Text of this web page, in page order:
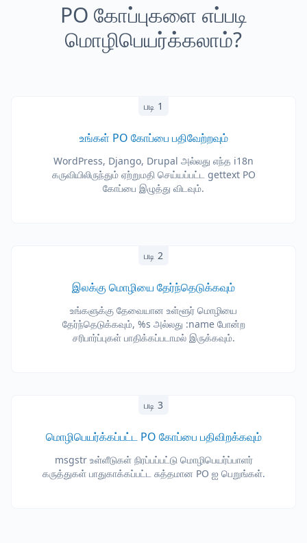
PO கோப்புகளை எப்படி
மொழிபெயர்க்கலாம்?
படி 1
உங்கள் PO கோப்பை பதிவேற்றவும்
WordPress, Django, Drupal அல்லது எந்த i18n
கருவியிலிருந்தும் ஏற்றுமதி செய்யப்பட்ட gettext PO
கோப்பை இழுத்து விடவும்.
படி 2
இலக்கு மொழியை தேர்ந்தெடுக்கவும்
உங்களுக்கு தேவையான உள்ளூர் மொழியை
தேர்ந்தெடுக்கவும், %s அல்லது :name போன்ற
சரிபார்ப்புகள் பாதிக்கப்படாமல் இருக்கவும்.
படி 3
மொழிபெயர்க்கப்பட்ட PO கோப்பை பதிவிறக்கவும்
msgstr உள்ளீடுகள் நிரப்பப்பட்டு மொழிபெயர்ப்பாளர்
கருத்துகள் பாதுகாக்கப்பட்ட சுத்தமான PO ஐ பெறுங்கள்.